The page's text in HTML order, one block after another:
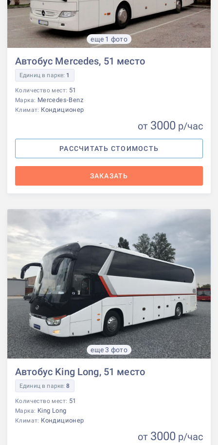
еще 1 фото
Автобус Mercedes, 51 место
Единиц в парке: 1
Количество мест: 51
Марка: Mercedes-Benz
Климат: Кондиционер
от 3000 р/час
РАССЧИТАТЬ СТОИМОСТЬ
ЗАКАЗАТЬ
еще 3 фото
Автобус King Long, 51 место
Единиц в парке:8
Количество мест: 51
Марка: King Long
Климат: Кондиционер
от 3000 р/час